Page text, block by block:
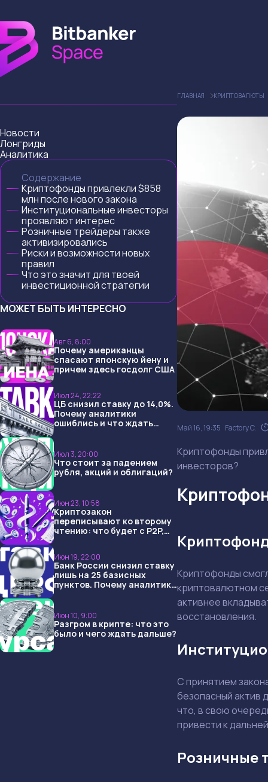
Новости
Лонгриды
Аналитика
Содержание
Криптофонды привлекли $858
млн после нового закона
Институциональные инвесторы
проявляют интерес
Розничные трейдеры также
активизировались
Риски и возможности новых
правил
Что это значит для твоей
инвестиционной стратегии
МОЖЕТ БЫТЬ ИНТЕРЕСНО
Авг 6, 8:00
Почему американцы
спасают японскую йену и
причем здесь госдолг США
Июл 24, 22:22
ЦБ снизил ставку до 14,0%.
Почему аналитики
ошиблись и что ждать
Июл 3, 20:00
Что стоит за падением
рубля, акций и облигаций?
Июн 23, 10:58
Криптозакон
переписывают ко второму
чтению: что будет с P2P,
Июн 19, 22:00
Банк России снизил ставку
лишь на 25 базисных
пунктов. Почему аналитики
Июн 10, 9:00
Разгром в крипте: что это
было и чего ждать дальше?
ГЛАВНАЯ КРИПТОВАЛЮТЫ
Май 16, 19:35 Factory C.
Криптофонды
инвесторов?
Криптофонды
криптовалютном
активнее
восстановления.
С принятием
безопасный актив
что, в свою
привести к
Розничные